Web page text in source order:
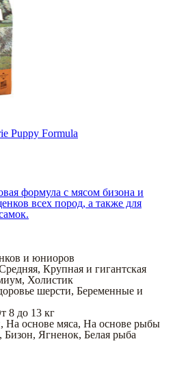
Puppy Formula
формула с мясом бизона и
всех пород, а также для
и юниоров
, Крупная и гигантская
, Холистик
шерсти, Беременные и
8 до 13 кг
, На основе мяса, На основе рыбы
, Бизон, Ягненок, Белая рыба